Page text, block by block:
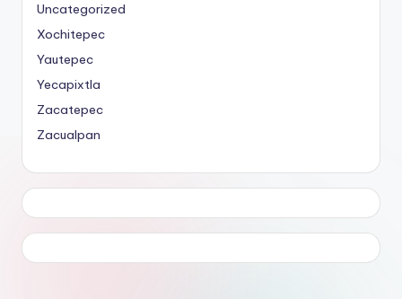
Uncategorized
Xochitepec
Yautepec
Yecapixtla
Zacatepec
Zacualpan